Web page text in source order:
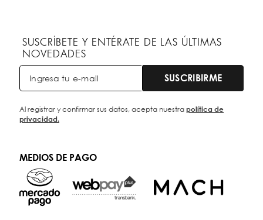
SUSCRÍBETE Y ENTÉRATE DE LAS ÚLTIMAS
NOVEDADES
SUSCRIBIRME
Al registrar y confirmar sus datos, acepta nuestrapolítica de
privacidad.
MEDIOS DE PAGO